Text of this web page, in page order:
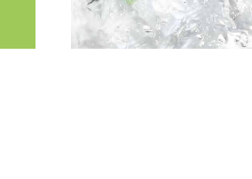
13/M с аргановым и
Mediter всегда был моим
восстановление волос,